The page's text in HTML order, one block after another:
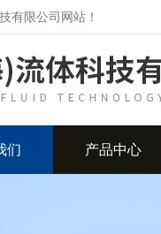
有限公司网站！
们 产品中心